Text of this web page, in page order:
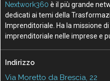
Nextwork360 è il più grande
dedicati ai temi della
Imprenditoriale. Ha la missione
imprenditoriale nelle imprese e
Indirizzo
Via Moretto da Brescia, 22